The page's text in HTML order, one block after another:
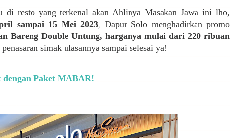
di resto yang terkenal akan Ahlinya Masakan Jawa ini lho,
sampai 15 Mei 2023, Dapur Solo menghadirkan promo
Bareng Double Untung, harganya mulai dari 220 ribuan
simak ulasannya sampai selesai ya!
dengan Paket MABAR!